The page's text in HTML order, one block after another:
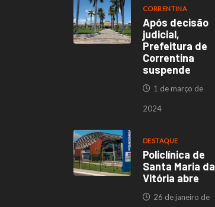
CORRENTINA
Após decisão
judicial,
Prefeitura de
Correntina
suspende
1 de março de
2024
DESTAQUE
Policlínica de
Santa Maria da
Vitória abre
26 de janeiro de